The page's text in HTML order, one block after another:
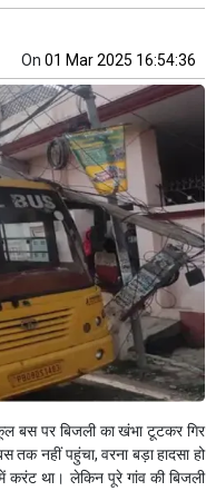
On 01 Mar 2025 16:54:36
बस पर बिजली का खंभा टूटकर गिर
नहीं पहुंचा, वरना बड़ा हादसा हो
था। लेकिन पूरे गांव की बिजली